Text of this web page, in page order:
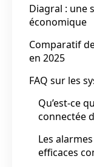
Diagral : une
économique
Comparatif
en 2025
FAQ sur les
Qu’est-ce
connectée
Les
efficaces